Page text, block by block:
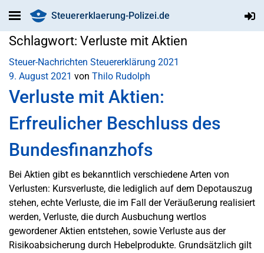
Steuererklaerung-Polizei.de
Schlagwort: Verluste mit Aktien
Steuer-Nachrichten Steuererklärung 2021
9. August 2021 von Thilo Rudolph
Verluste mit Aktien:
Erfreulicher Beschluss des
Bundesfinanzhofs
Bei Aktien gibt es bekanntlich verschiedene Arten von
Verlusten: Kursverluste, die lediglich auf dem Depotauszug
stehen, echte Verluste, die im Fall der Veräußerung realisiert
werden, Verluste, die durch Ausbuchung wertlos
gewordener Aktien entstehen, sowie Verluste aus der
Risikoabsicherung durch Hebelprodukte. Grundsätzlich gilt